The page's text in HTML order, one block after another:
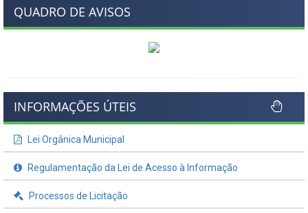
QUADRO DE AVISOS
INFORMAÇÕES ÚTEIS
Lei Orgânica Municipal
Regulamentação da Lei de Acesso à Informação
Processos de Licitação